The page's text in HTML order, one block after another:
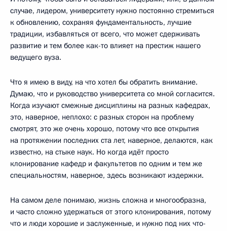
случае, лидером, университету нужно постоянно стремиться
к обновлению, сохраняя фундаментальность, лучшие
традиции, избавляться от всего, что может сдерживать
развитие и тем более как-то влияет на престиж нашего
ведущего вуза.
Что я имею в виду, на что хотел бы обратить внимание.
Думаю, что и руководство университета со мной согласится.
Когда изучают смежные дисциплины на разных кафедрах,
это, наверное, неплохо: с разных сторон на проблему
смотрят, это же очень хорошо, потому что все открытия
на протяжении последних ста лет, наверное, делаются, как
известно, на стыке наук. Но когда идёт просто
клонирование кафедр и факультетов по одним и тем же
специальностям, наверное, здесь возникают издержки.
На самом деле понимаю, жизнь сложна и многообразна,
и часто сложно удержаться от этого клонирования, потому
что и люди хорошие и заслуженные, и нужно под них что-